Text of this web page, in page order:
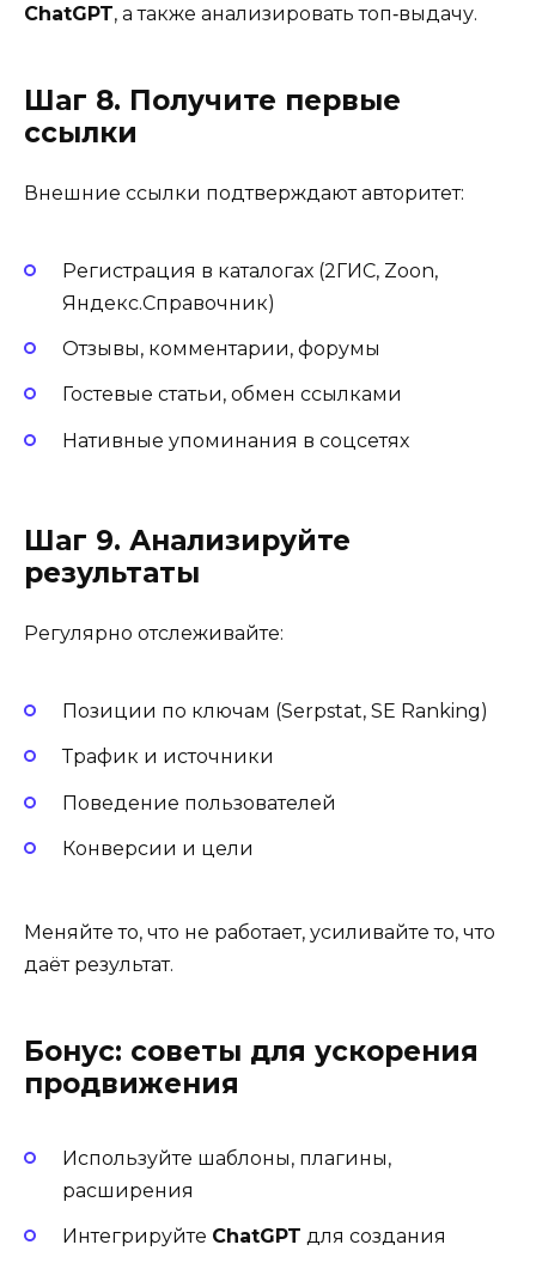
ChatGPT, а также анализировать топ‑выдачу.
Шаг 8. Получите первые
ссылки
Внешние ссылки подтверждают авторитет:
Регистрация в каталогах (2ГИС, Zoon,
Яндекс.Справочник)
Отзывы, комментарии, форумы
Гостевые статьи, обмен ссылками
Нативные упоминания в соцсетях
Шаг 9. Анализируйте
результаты
Регулярно отслеживайте:
Позиции по ключам (Serpstat, SE Ranking)
Трафик и источники
Поведение пользователей
Конверсии и цели
Меняйте то, что не работает, усиливайте то, что
даёт результат.
Бонус: советы для ускорения
продвижения
Используйте шаблоны, плагины,
расширения
Интегрируйте ChatGPT для создания